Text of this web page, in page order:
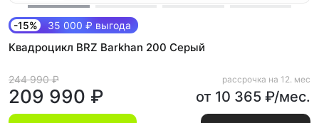
-15% 35 000 ₽ выгода
Квадроцикл BRZ Barkhan 200 Серый
244 990 ₽
209 990 ₽
рассрочка на 12. мес
от 10 365 ₽/мес.